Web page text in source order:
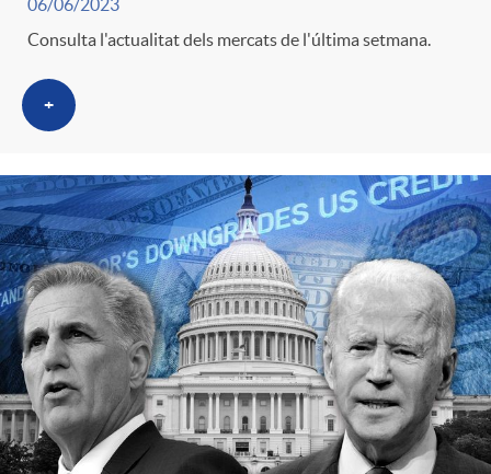
06/06/2023
Consulta l'actualitat dels mercats de l'última setmana.
+